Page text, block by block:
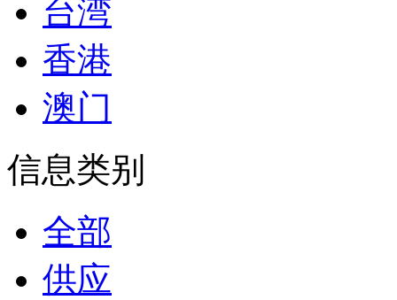
台湾
香港
澳门
信息类别
全部
供应